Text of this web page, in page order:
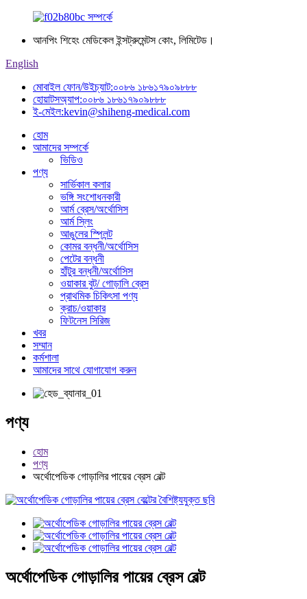
আনপিং শিহেং মেডিকেল ইন্সট্রুমেন্টস কোং, লিমিটেড।
English
মোবাইল ফোন/উইচ্যাট:০০৮৬ ১৮৬১৭৯০৯৮৮৮
হোয়াটসঅ্যাপ:০০৮৬ ১৮৬১৭৯০৯৮৮৮
ই-মেইল:kevin@shiheng-medical.com
হোম
আমাদের সম্পর্কে
ভিডিও
পণ্য
সার্ভিকাল কলার
ভঙ্গি সংশোধনকারী
আর্ম ব্রেস/অর্থোসিস
আর্ম স্লিং
আঙুলের স্প্লিন্ট
কোমর বন্ধনী/অর্থোসিস
পেটের বন্ধনী
হাঁটুর বন্ধনী/অর্থোসিস
ওয়াকার বুট/ গোড়ালি ব্রেস
প্রাথমিক চিকিৎসা পণ্য
ক্রাচ/ওয়াকার
ফিটনেস সিরিজ
খবর
সম্মান
কর্মশালা
আমাদের সাথে যোগাযোগ করুন
পণ্য
হোম
পণ্য
অর্থোপেডিক গোড়ালির পায়ের ব্রেস বেল্ট
অর্থোপেডিক গোড়ালির পায়ের ব্রেস বেল্ট